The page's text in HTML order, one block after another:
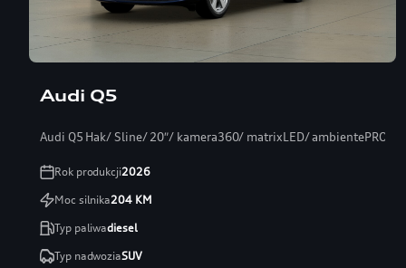
Audi Q5
Audi Q5 Hak/ Sline/ 20″/ kamera360/ matrixLED/ ambientePRO/
Rok produkcji2026
Moc silnika204KM
Typ paliwadiesel
Typ nadwoziaSUV